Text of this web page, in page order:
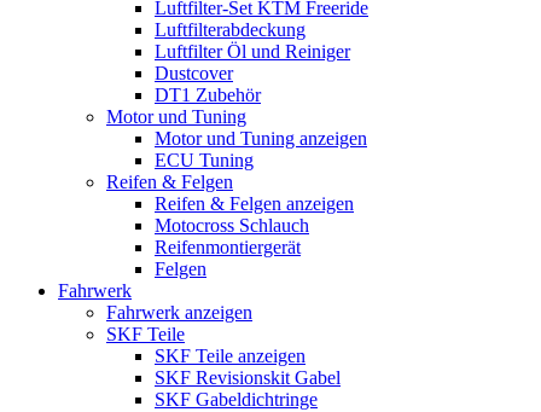
Luftfilter-Set KTM Freeride
Luftfilterabdeckung
Luftfilter Öl und Reiniger
Dustcover
DT1 Zubehör
Motor und Tuning
Motor und Tuning anzeigen
ECU Tuning
Reifen & Felgen
Reifen & Felgen anzeigen
Motocross Schlauch
Reifenmontiergerät
Felgen
Fahrwerk
Fahrwerk anzeigen
SKF Teile
SKF Teile anzeigen
SKF Revisionskit Gabel
SKF Gabeldichtringe